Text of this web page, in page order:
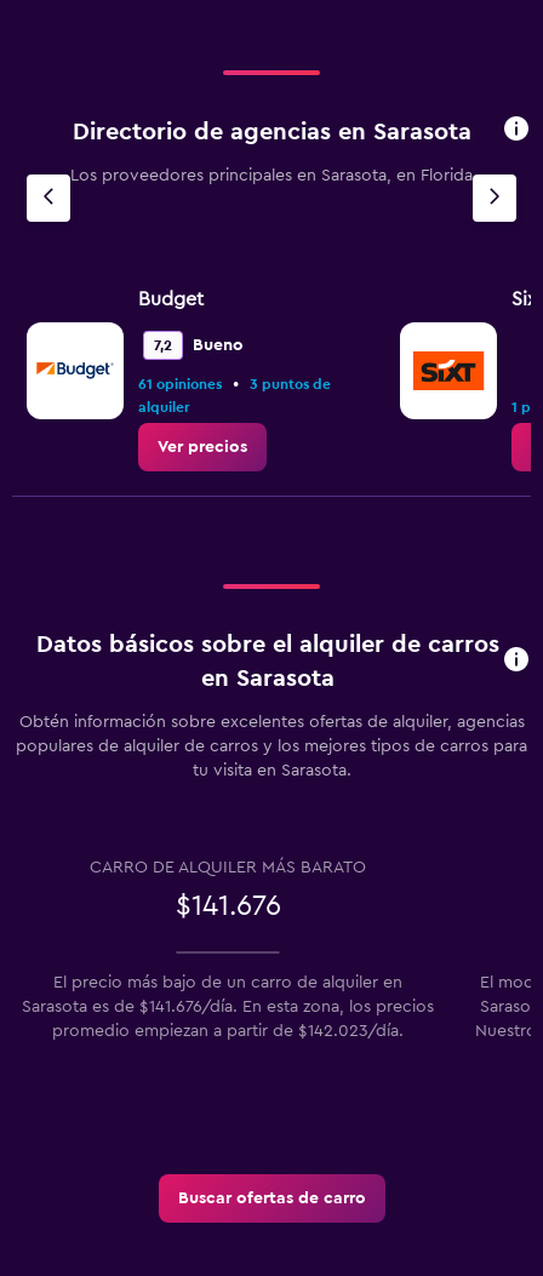
Directorio de agencias en Sarasota
Los proveedores principales en Sarasota, en Florida
Budget
7,2 Bueno
61 opiniones •
3 puntos de
alquiler
Ver precios
Sixt
1
Datos básicos sobre el alquiler de carros
en Sarasota
Obtén información sobre excelentes ofertas de alquiler, agencias
populares de alquiler de carros y los mejores tipos de carros para
tu visita en Sarasota.
CARRO DE ALQUILER MÁS BARATO
$141.676
El precio más bajo de un carro de alquiler en
Sarasota es de $141.676/día. En esta zona, los precios
promedio empiezan a partir de $142.023/día.
El
Buscar ofertas de carro